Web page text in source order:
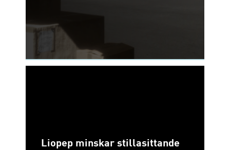
Liopep minskar stillasittande